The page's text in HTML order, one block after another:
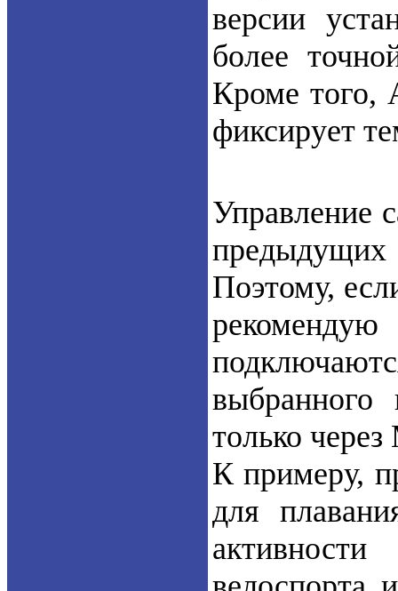
версии
более
Кроме того,
фиксирует
Управление
Поэтому,
только
К примеру,
для